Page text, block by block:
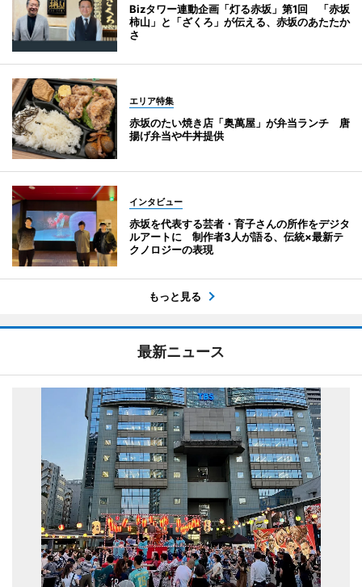
Bizタワー連動企画「灯る赤坂」第1回 「赤坂
柿山」と「ざくろ」が伝える、赤坂のあたたか
さ
エリア特集
赤坂のたい焼き店「奥萬屋」が弁当ランチ 唐
揚げ弁当や牛丼提供
インタビュー
赤坂を代表する芸者・育子さんの所作をデジタ
ルアートに 制作者3人が語る、伝統×最新テ
クノロジーの表現
もっと見る
最新ニュース